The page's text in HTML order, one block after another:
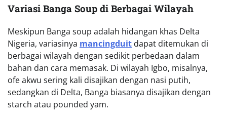
Variasi Banga Soup di Berbagai Wilayah
Meskipun Banga soup adalah hidangan khas Delta
Nigeria, variasinya mancingduit dapat ditemukan di
berbagai wilayah dengan sedikit perbedaan dalam
bahan dan cara memasak. Di wilayah Igbo, misalnya,
ofe akwu sering kali disajikan dengan nasi putih,
sedangkan di Delta, Banga biasanya disajikan dengan
starch atau pounded yam.